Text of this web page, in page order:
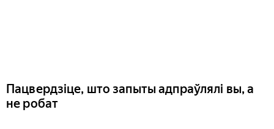
Пацвердзіце, што запыты адпраўлялі вы, а
не робат